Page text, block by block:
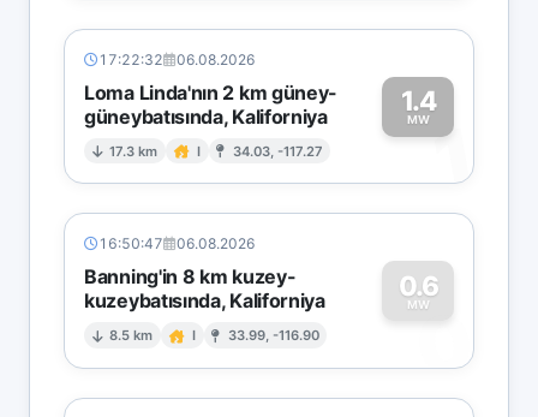
17:22:32 06.08.2026
Loma Linda'nın 2 km güney-
güneybatısında, Kaliforniya
17.3 km I 34.03, -117.27
1.4
MW1
16:50:47 06.08.2026
Banning'in 8 km kuzey-
kuzeybatısında, Kaliforniya
8.5 km I 33.99, -116.90
0.6
MW
0